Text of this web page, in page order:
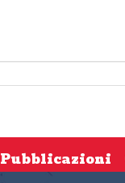
Pubblicazioni